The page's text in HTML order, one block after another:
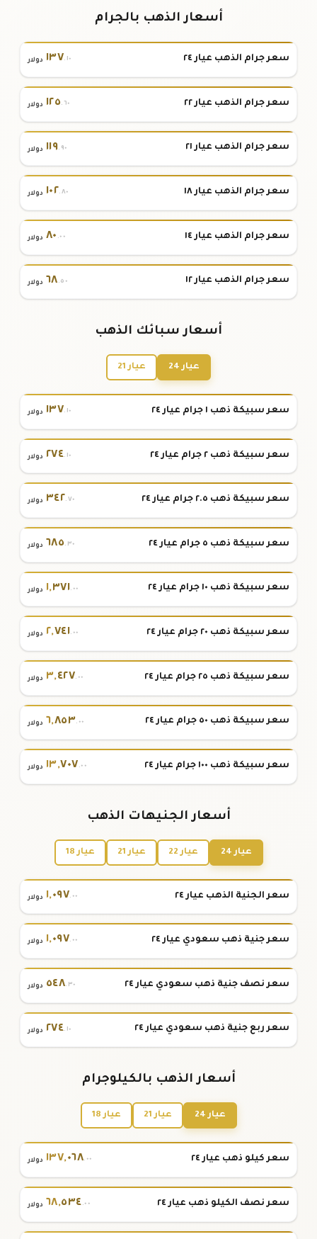
أسعار الذهب بالجرام
سعر جرام الذهب عيار ٢٤ ١٣٧.١٠ دولار
سعر جرام الذهب عيار ٢٢ ١٢٥.٦٠ دولار
سعر جرام الذهب عيار ٢١ ١١٩.٩٠ دولار
سعر جرام الذهب عيار ١٨ ١٠٢.٨٠ دولار
سعر جرام الذهب عيار ١٤ ٨٠ .٠٠ دولار
سعر جرام الذهب عيار ١٢ ٦٨.٥٠ دولار
أسعار سبائك الذهب
عيار 24 عيار 21
سعر سبيكة ذهب ١ جرام عيار ٢٤ ١٣٧.١٠ دولار
سعر سبيكة ذهب ٢ جرام عيار ٢٤ ٢٧٤.١٠ دولار
سعر سبيكة ذهب ٢.٥ جرام عيار ٢٤ ٣٤٢.٧٠ دولار
سعر سبيكة ذهب ٥ جرام عيار ٢٤ ٦٨٥.٣٠ دولار
سعر سبيكة ذهب ١٠ جرام عيار ٢٤ ١,٣٧١.٠٠ دولار
سعر سبيكة ذهب ٢٠ جرام عيار ٢٤ ٢,٧٤١.٠٠ دولار
سعر سبيكة ذهب ٢٥ جرام عيار ٢٤ ٣,٤٢٧.٠٠ دولار
سعر سبيكة ذهب ٥٠ جرام عيار ٢٤ ٦,٨٥٣.٠٠ دولار
سعر سبيكة ذهب ١٠٠ جرام عيار ٢٤ ١٣,٧٠٧.٠٠ دولار
أسعار الجنيهات الذهب
عيار 24 عيار 22 عيار 21 عيار 18
سعر الجنية الذهب عيار ٢٤ ١,٠٩٧.٠٠ دولار
سعر جنية ذهب سعودي عيار ٢٤ ١,٠٩٧.٠٠ دولار
سعر نصف جنية ذهب سعودي عيار ٢٤ ٥٤٨.٣٠ دولار
سعر ربع جنية ذهب سعودي عيار ٢٤ ٢٧٤.١٠ دولار
أسعار الذهب بالكيلوجرام
عيار 24 عيار 21 عيار 18
سعر كيلو ذهب عيار ٢٤ ١٣٧,٠٦٨.٠٠ دولار
سعر نصف الكيلو ذهب عيار ٢٤ ٦٨,٥٣٤.٠٠ دولار